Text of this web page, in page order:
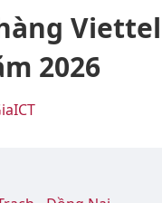
2026